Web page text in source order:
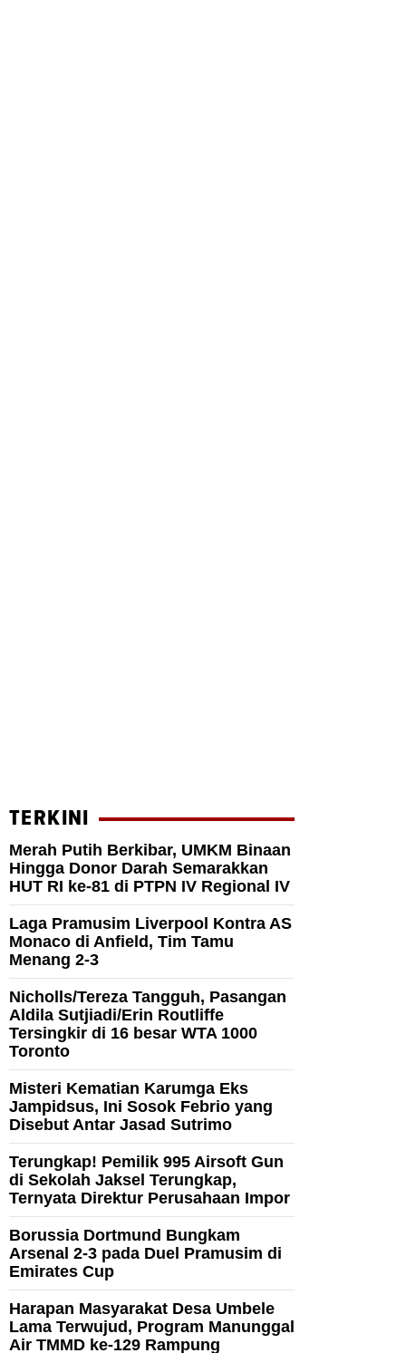
TERKINI
Merah Putih Berkibar, UMKM Binaan
Hingga Donor Darah Semarakkan
HUT RI ke-81 di PTPN IV Regional IV
Laga Pramusim Liverpool Kontra AS
Monaco di Anfield, Tim Tamu
Menang 2-3
Nicholls/Tereza Tangguh, Pasangan
Aldila Sutjiadi/Erin Routliffe
Tersingkir di 16 besar WTA 1000
Toronto
Misteri Kematian Karumga Eks
Jampidsus, Ini Sosok Febrio yang
Disebut Antar Jasad Sutrimo
Terungkap! Pemilik 995 Airsoft Gun
di Sekolah Jaksel Terungkap,
Ternyata Direktur Perusahaan Impor
Borussia Dortmund Bungkam
Arsenal 2-3 pada Duel Pramusim di
Emirates Cup
Harapan Masyarakat Desa Umbele
Lama Terwujud, Program Manunggal
Air TMMD ke-129 Rampung